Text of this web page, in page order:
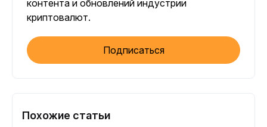
контента и обновлений индустрии
криптовалют.
Подписаться
Похожие статьи